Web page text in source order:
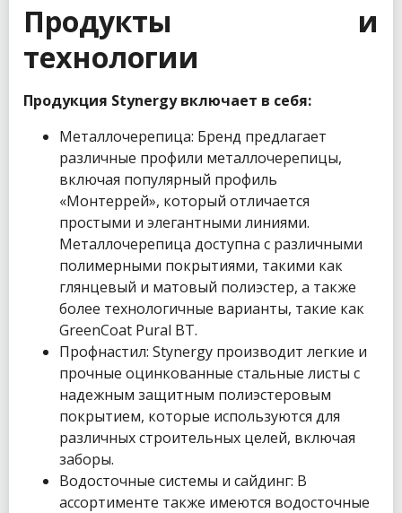
Продукты и
технологии
Продукция Stynergy включает в себя:
Металлочерепица: Бренд предлагает
различные профили металлочерепицы,
включая популярный профиль
«Монтеррей», который отличается
простыми и элегантными линиями.
Металлочерепица доступна с различными
полимерными покрытиями, такими как
глянцевый и матовый полиэстер, а также
более технологичные варианты, такие как
GreenCoat Pural BT.
Профнастил: Stynergy производит легкие и
прочные оцинкованные стальные листы с
надежным защитным полиэстеровым
покрытием, которые используются для
различных строительных целей, включая
заборы.
Водосточные системы и сайдинг: В
ассортименте также имеются водосточные